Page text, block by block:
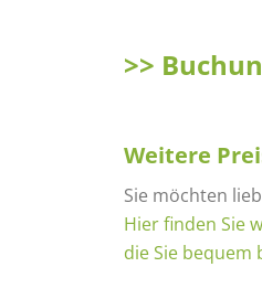
>>
Weitere
Sie möchten
Hier finden Sie
die Sie bequem